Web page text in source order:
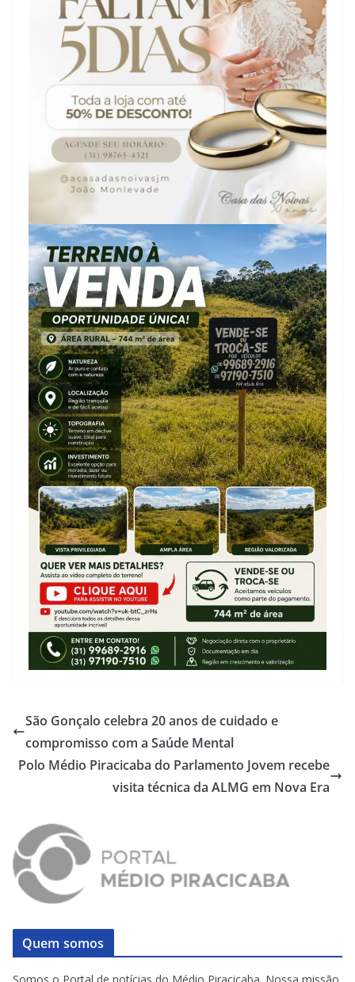
São Gonçalo celebra 20 anos de cuidado e
compromisso com a Saúde Mental
Polo Médio Piracicaba do Parlamento Jovem recebe
visita técnica da ALMG em Nova Era
Quem somos